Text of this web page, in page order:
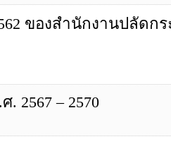
ของสำนักงานปลัดกร
2567 – 2570